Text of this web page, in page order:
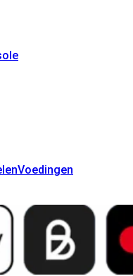
Voedingen